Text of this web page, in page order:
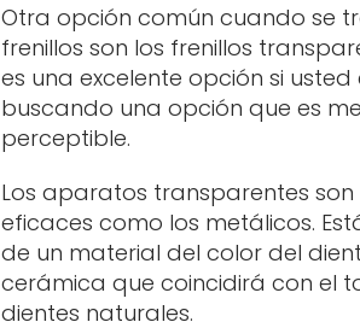
Otra opción común cuando se
frenillos son los frenillos
es una excelente opción si usted
buscando una opción que es
perceptible.
Los aparatos transparentes
eficaces como los metálicos.
de un material del color del
cerámica que coincidirá con el
dientes naturales.